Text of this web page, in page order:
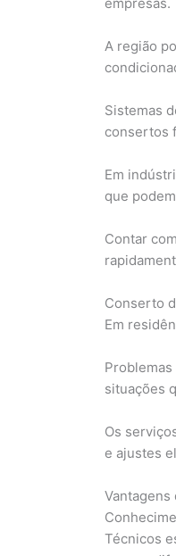
A região
Sistemas
consertos
Em
que
Contar
Conserto
Em
situações
Os
e ajustes
Técnicos